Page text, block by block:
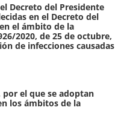
Decreto del Presidente
en el Decreto del
el ámbito de la
2020, de 25 de octubre,
de infecciones causadas
por el que se adoptan
los ámbitos de la